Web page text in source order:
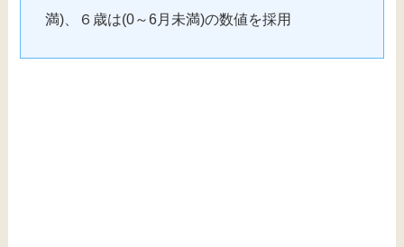
満)、６歳は(0～6月未満)の数値を採用